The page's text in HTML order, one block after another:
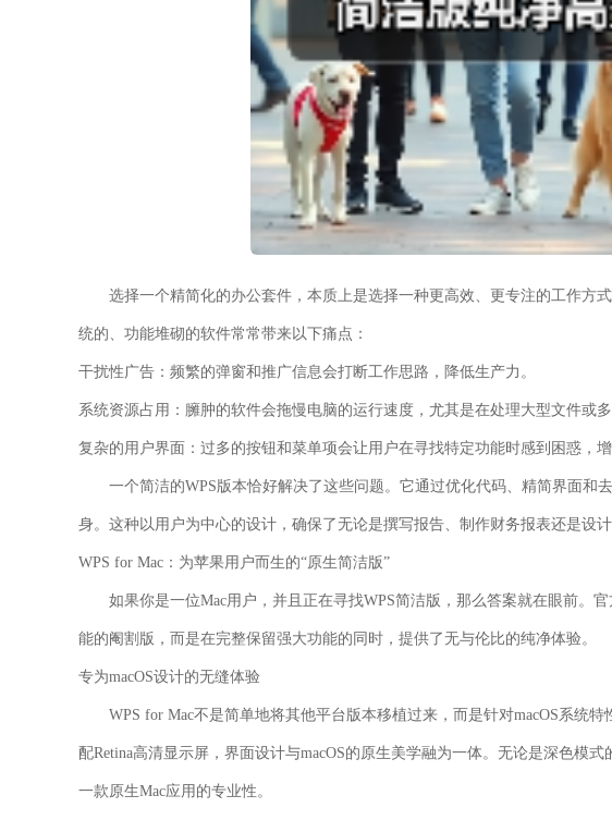
选择一个精简化的办公套件，本质上是选择一种更高效、更专注的工作方
统的、功能堆砌的软件常常带来以下痛点：
干扰性广告： 频繁的弹窗和推广信息会打断工作思路，降低生产力。
系统资源占用： 臃肿的软件会拖慢电脑的运行速度，尤其是在处理大型文件或
复杂的用户界面： 过多的按钮和菜单项会让用户在寻找特定功能时感到困惑，
一个简洁的WPS版本恰好解决了这些问题。它通过优化代码、精简界面和
身。这种 以用户为中心的设计，确保了无论是撰写报告、制作财务报表还是设
WPS for Mac：为苹果用户而生的“原生简洁版”
如果你是一位Mac用户，并且正在寻找WPS简洁版，那么答案就在眼前。
能的阉割版，而是在完整保留强大功能的同时，提供了无与伦比的纯净体验。
专为macOS设计的无缝体验
WPS for Mac不是简单地将其他平台版本移植过来，而是针对macOS系统
配Retina高清显示屏，界面设计与macOS的原生美学融为一体。无论是深色模
一款原生Mac应用的专业性。